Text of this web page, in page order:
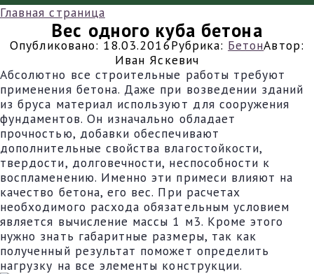
Главная страница
Вес одного куба бетона
Опубликовано: 18.03.2016Рубрика: БетонАвтор:
Иван Яскевич
Абсолютно все строительные работы требуют
применения бетона. Даже при возведении зданий
из бруса материал используют для сооружения
фундаментов. Он изначально обладает
прочностью, добавки обеспечивают
дополнительные свойства влагостойкости,
твердости, долговечности, неспособности к
воспламенению. Именно эти примеси влияют на
качество бетона, его вес. При расчетах
необходимого расхода обязательным условием
является вычисление массы 1 м3. Кроме этого
нужно знать габаритные размеры, так как
полученный результат поможет определить
нагрузку на все элементы конструкции.